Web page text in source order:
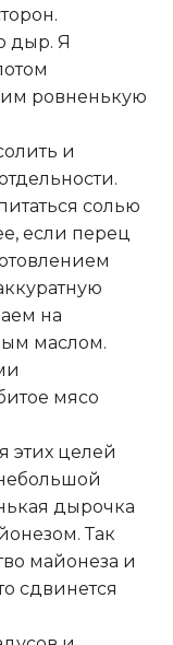
дыр. Я
ровненькую
и
солью
если перец
на
маслом.
мясо
этих целей
дырочка
Так
майонеза и
сдвинется